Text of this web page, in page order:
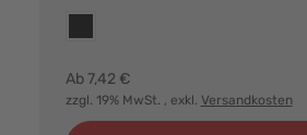
Ab 7,42 €
zzgl. 19% MwSt. , exkl. Versandkosten